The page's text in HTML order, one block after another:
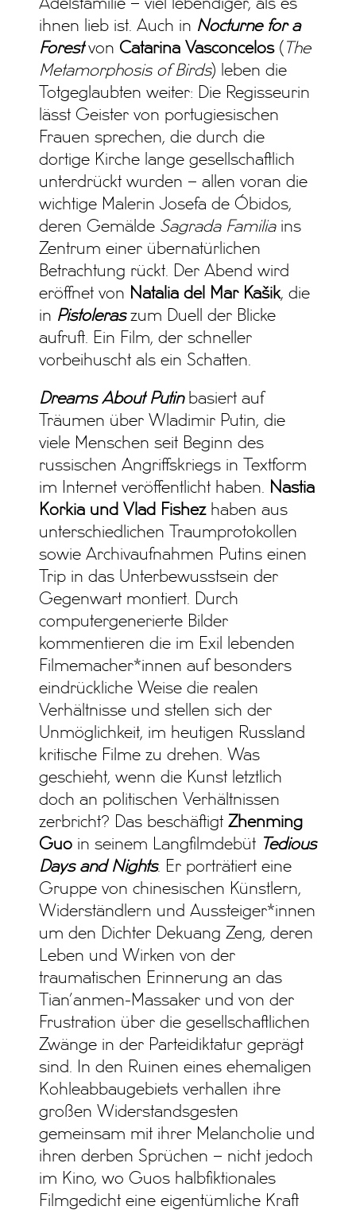
Adelsfamilie – viel lebendiger, als es
ihnen lieb ist. Auch in Nocturne for a
Forestvon Catarina Vasconcelos( The
Metamorphosis of Birds) leben die
Totgeglaubten weiter: Die Regisseurin
lässt Geister von portugiesischen
Frauen sprechen, die durch die
dortige Kirche lange gesellschaftlich
unterdrückt wurden – allen voran die
wichtige Malerin Josefa de Óbidos,
deren Gemälde Sagrada Familiains
Zentrum einer übernatürlichen
Betrachtung rückt. Der Abend wird
eröffnet von Natalia del Mar Kašik, die
in Pistoleraszum Duell der Blicke
aufruft. Ein Film, der schneller
vorbeihuscht als ein Schatten.
Dreams About Putinbasiert auf
Träumen über Wladimir Putin, die
viele Menschen seit Beginn des
russischen Angriffskriegs in Textform
im Internet veröffentlicht haben.
Nastia
Korkia und Vlad Fishezhaben aus
unterschiedlichen Traumprotokollen
sowie Archivaufnahmen Putins einen
Trip in das Unterbewusstsein der
Gegenwart montiert. Durch
computergenerierte Bilder
kommentieren die im Exil lebenden
Filmemacher*innen auf besonders
eindrückliche Weise die realen
Verhältnisse und stellen sich der
Unmöglichkeit, im heutigen Russland
kritische Filme zu drehen. Was
geschieht, wenn die Kunst letztlich
doch an politischen Verhältnissen
zerbricht? Das beschäftigtZhenming
Guo in seinem Langfilmdebüt Tedious
Days and Nights. Er porträtiert eine
Gruppe von chinesischen Künstlern,
Widerständlern und Aussteiger*innen
um den Dichter Dekuang Zeng, deren
Leben und Wirken von der
traumatischen Erinnerung an das
Tian’anmen-Massaker und von der
Frustration über die gesellschaftlichen
Zwänge in der Parteidiktatur geprägt
sind. In den Ruinen eines ehemaligen
Kohleabbaugebiets verhallen ihre
großen Widerstandsgesten
gemeinsam mit ihrer Melancholie und
ihren derben Sprüchen – nicht jedoch
im Kino, wo Guos halbfiktionales
Filmgedicht eine eigentümliche Kraft